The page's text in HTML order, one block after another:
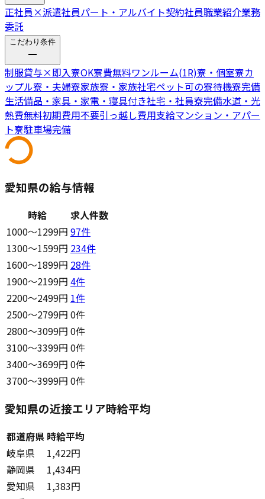
正社員 ×派遣社員パート・アルバイト契約社員職業紹介業務
委託
こだわり条件
制服貸与×即入寮OK寮費無料ワンルーム(1R)寮・個室寮カ
ップル寮・夫婦寮家族寮・家族社宅ペット可の寮待機寮完備
生活備品・家具・家電・寝具付き社宅・社員寮完備水道・光
熱費無料初期費用不要引っ越し費用支給マンション・アパー
ト寮駐車場完備
愛知県の給与情報
時給
求人件数
1000〜1299円 97件
1300〜1599円 234件
1600〜1899円 28件
1900〜2199円 4件
2200〜2499円 1件
2500〜2799円 0件
2800〜3099円 0件
3100〜3399円 0件
3400〜3699円 0件
3700〜3999円 0件
愛知県の近接エリア時給平均
都道府県 時給平均
岐阜県
1,422円
静岡県
1,434円
愛知県
1,383円